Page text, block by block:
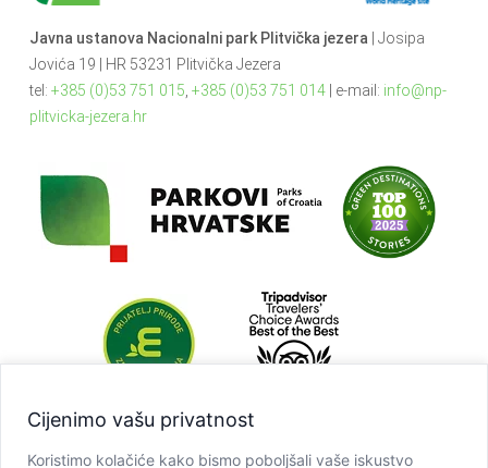
Cijenimo vašu privatnost
Koristimo kolačiće kako bismo poboljšali vaše iskustvo
Javna ustanova Nacionalni park Plitvička jezera| Josipa
Jovića 19 | HR 53231 Plitvička Jezera
tel: +385 (0)53 751 015, +385 (0)53 751 014| e-mail: info@np-
plitvicka-jezera.hr